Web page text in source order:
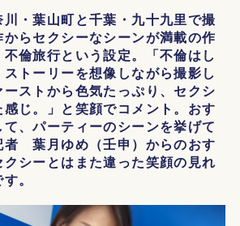
・葉山町と千葉・九十九里で撮
らセクシーなシーンが満載の作
倫旅行という設定。「不倫はし
トーリーを想像しながら撮影し
ストから色気たっぷり、セクシ
じ。」と笑顔でコメント。おす
、パーティーのシーンを挙げて
者 葉月ゆめ（壬申）からのおす
シーとはまた違った笑顔の見れ
。